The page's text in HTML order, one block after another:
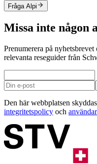
Fråga Alpi
Missa inte någon
Prenumerera på
relevanta reseguider från
Den här webbplatsen
integritetspolicy och